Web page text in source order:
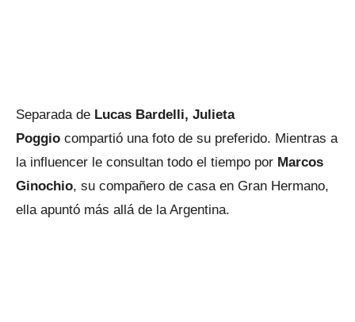
Separada de Lucas Bardelli, Julieta
Poggio compartió una foto de su preferido. Mientras a
la influencer le consultan todo el tiempo por Marcos
Ginochio, su compañero de casa en Gran Hermano,
ella apuntó más allá de la Argentina.